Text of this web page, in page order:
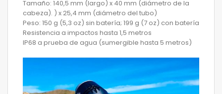
Tamaño: 140,5 mm (largo) x 40 mm (diámetro de la
cabeza). ) x 25,4 mm (diámetro del tubo)
Peso: 150 g (5,3 oz) sin batería; 199 g (7 oz) con batería
Resistencia a impactos hasta 1,5 metros
IP68 a prueba de agua (sumergible hasta 5 metros)